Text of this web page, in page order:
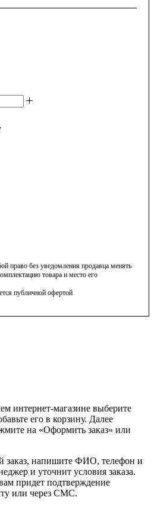
право без уведомления продавца менять
товара и место его
публичной офертой
интернет-магазине выберите
его в корзину. Далее
на «Оформить заказ» или
заказ, напишите ФИО, телефон и
и уточнит условия заказа.
придет подтверждение
или через СМС.